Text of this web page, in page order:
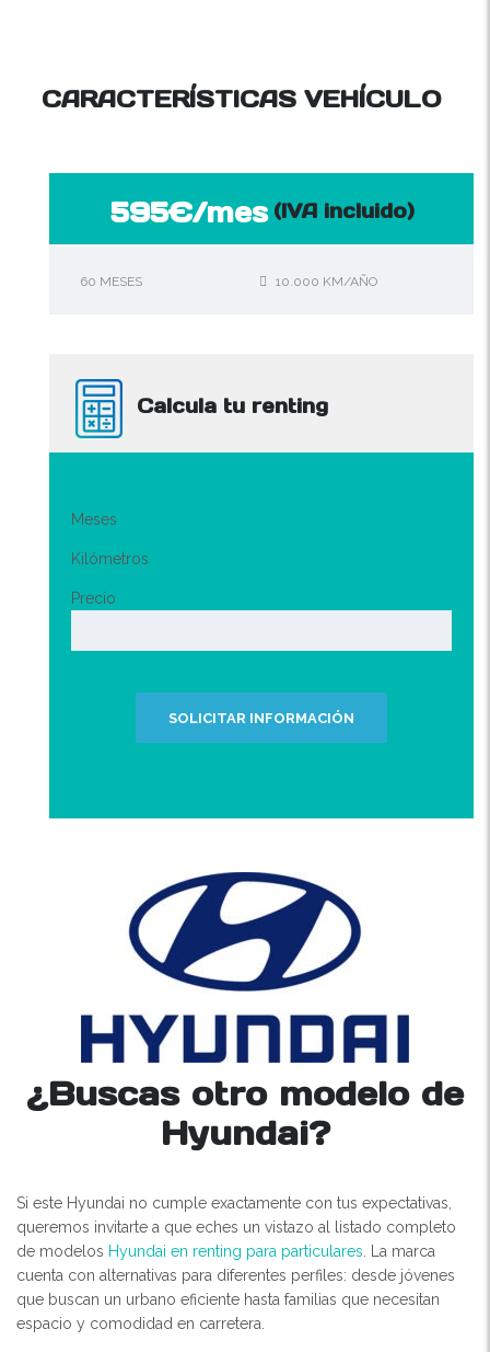
CARACTERÍSTICAS VEHÍCULO
595€/mes(IVA incluido)
60 MESES 10.000 KM/AÑO
Calcula tu renting
Meses
Kilómetros
Precio
SOLICITAR INFORMACIÓN
¿Buscas otro modelo de
Hyundai?
Si este Hyundai no cumple exactamente con tus expectativas,
queremos invitarte a que eches un vistazo al listado completo
de modelos Hyundai en renting para particulares . La marca
cuenta con alternativas para diferentes perfiles: desde jóvenes
que buscan un urbano eficiente hasta familias que necesitan
espacio y comodidad en carretera.